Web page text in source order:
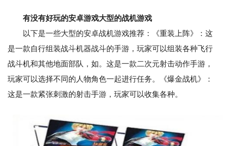
有没有好玩的安卓游戏大型的战机游戏
以下是一些大型的安卓战机游戏推荐：《重装上阵》：这
是一款自行组装战斗机器战斗的手游，玩家可以组装各种飞行
战斗机和其他地面部队，如。这是一款二次元射击动作手游，
玩家可以选择不同的人物角色一起进行任务。《爆金战机》：
这是一款紧张刺激的射击手游，玩家可以收集各种。